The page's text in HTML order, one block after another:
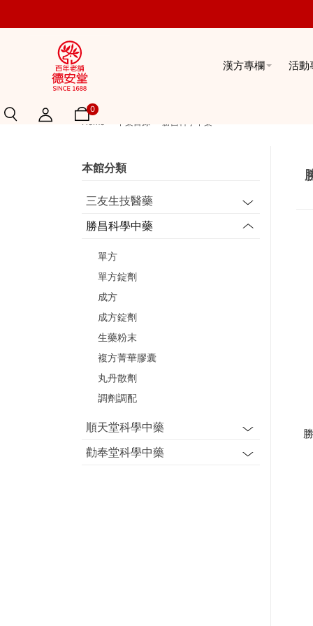
漢方專欄 活動
0
Home 中藥目錄 勝昌科學中藥
本館分類
三友生技醫藥
勝昌科學中藥
單方
單方錠劑
成方
成方錠劑
生藥粉末
複方菁華膠囊
丸丹散劑
調劑調配
順天堂科學中藥
勸奉堂科學中藥